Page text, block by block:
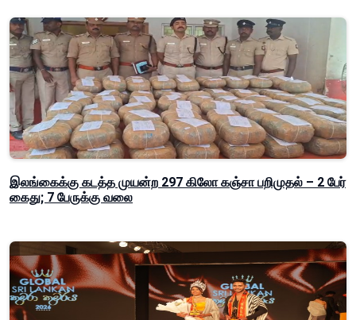
இலங்கைக்கு கடத்த முயன்ற 297 கிலோ கஞ்சா பறிமுதல் – 2 பேர்
கைது; 7 பேருக்கு வலை